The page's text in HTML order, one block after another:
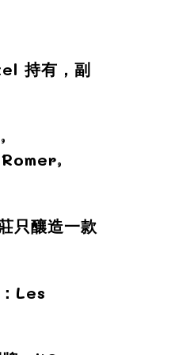
持有，副
只釀造一款
Les